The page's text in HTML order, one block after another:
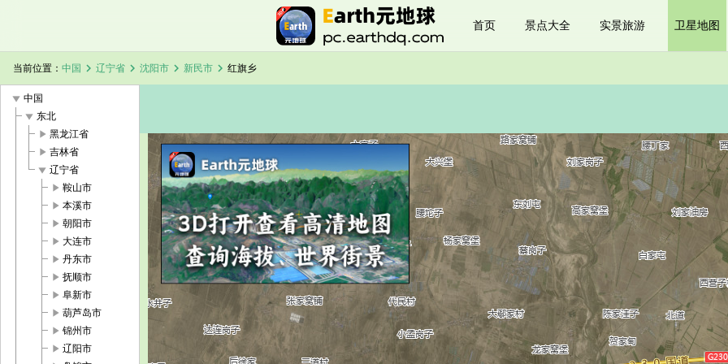
首页 景点大全 实景旅游 卫星地图
当前位置： 中国 chevron_right 辽宁省 chevron_right 沈阳市 chevron_right 新民市 chevron_right 红旗乡
play_arrow 中国
play_arrow 东北
play_arrow 黑龙江省
play_arrow 吉林省
play_arrow 辽宁省
play_arrow 鞍山市
play_arrow 本溪市
play_arrow 朝阳市
play_arrow 大连市
play_arrow 丹东市
play_arrow 抚顺市
play_arrow 阜新市
play_arrow 葫芦岛市
play_arrow 锦州市
play_arrow 辽阳市
红旗乡卫星地图加载中，请稍候...